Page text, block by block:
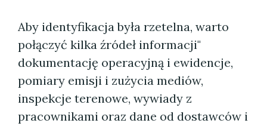
Aby identyfikacja była rzetelna, warto
połączyć kilka źródeł informacji"
dokumentację operacyjną i ewidencje,
pomiary emisji i zużycia mediów,
inspekcje terenowe, wywiady z
pracownikami oraz dane od dostawców i